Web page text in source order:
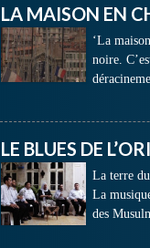
LA MAISON EN
‘La
noire.
LE BLUES DE
La terre
La
des